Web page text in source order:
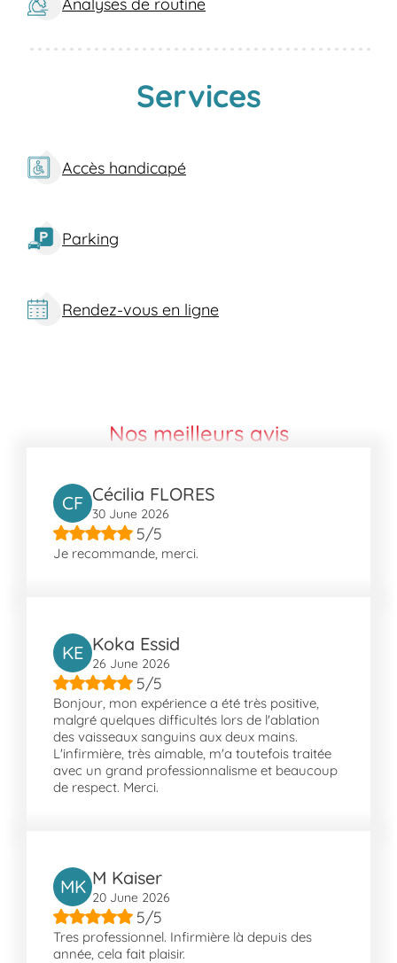
Services
Accès handicapé
Parking
Rendez-vous en ligne
Nos meilleurs avis
CF Cécilia FLORES
30 June 2026
5/5
Je recommande, merci.
KE Koka Essid
26 June 2026
5/5
Bonjour, mon expérience a été très positive,
malgré quelques difficultés lors de l'ablation
des vaisseaux sanguins aux deux mains.
L'infirmière, très aimable, m'a toutefois traitée
avec un grand professionnalisme et beaucoup
de respect. Merci.
MK M Kaiser
20 June 2026
5/5
Tres professionnel. Infirmière là depuis des
année, cela fait plaisir.